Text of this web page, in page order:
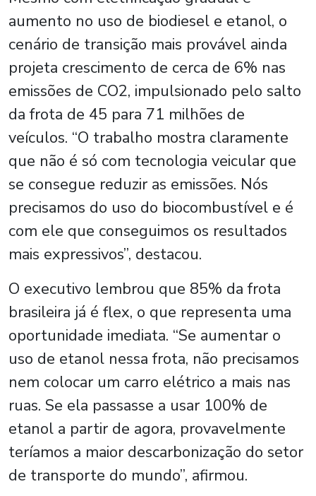
aumento no uso de biodiesel e etanol, o
cenário de transição mais provável ainda
projeta crescimento de cerca de 6% nas
emissões de CO2, impulsionado pelo salto
da frota de 45 para 71 milhões de
veículos. “O trabalho mostra claramente
que não é só com tecnologia veicular que
se consegue reduzir as emissões. Nós
precisamos do uso do biocombustível e é
com ele que conseguimos os resultados
mais expressivos”, destacou.
O executivo lembrou que 85% da frota
brasileira já é flex, o que representa uma
oportunidade imediata. “Se aumentar o
uso de etanol nessa frota, não precisamos
nem colocar um carro elétrico a mais nas
ruas. Se ela passasse a usar 100% de
etanol a partir de agora, provavelmente
teríamos a maior descarbonização do setor
de transporte do mundo”, afirmou.